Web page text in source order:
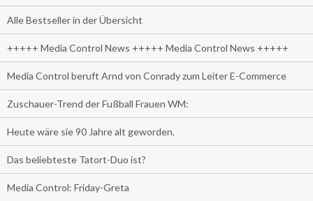
Alle Bestseller in der Übersicht
+++++ Media Control News +++++ Media Control News +++++
Media Control beruft Arnd von Conrady zum Leiter E-Commerce
Zuschauer-Trend der Fußball Frauen WM:
Heute wäre sie 90 Jahre alt geworden.
Das beliebteste Tatort-Duo ist?
Media Control: Friday-Greta